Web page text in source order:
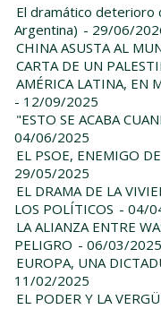
El dramático deterioro
Argentina) - 29/06/
CHINA ASUSTA AL
CARTA DE UN
AMÉRICA LATINA, EN
- 12/09/2025
"ESTO SE ACABA
04/06/2025
EL PSOE, ENEMIGO
29/05/2025
EL DRAMA DE LA
LOS POLÍTICOS - 04/
LA ALIANZA ENTRE
PELIGRO - 06/03/2025
EUROPA, UNA
11/02/2025
EL PODER Y LA